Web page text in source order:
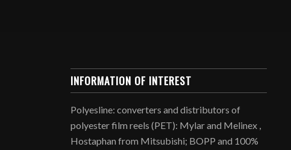
INFORMATION OF INTEREST
Polyesline: converters and distributors of
polyester film reels (PET): Mylar and Melinex ,
Hostaphan from Mitsubishi; BOPP and 100%